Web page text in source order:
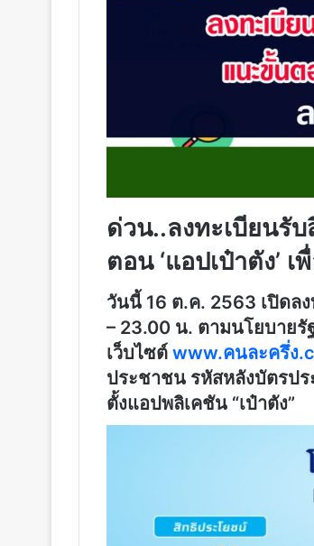
ด่วน..ลงทะเบียนรั
ตอน ‘แอปเป๋าตัง’
วันนี้ 16 ต.ค. 2563 เปิดล
– 23.00 น. ตามนโยบายรั
เว็บไซต์ www.คนละครึ่ง
ประชาชน รหัสหลังบัตรป
ตั้งแอปพลิเคชัน “เป๋าตัง”